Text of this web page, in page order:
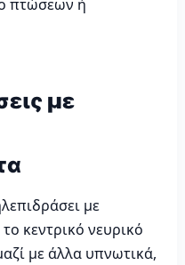
πτώσεων ή
με
με
κεντρικό νευρικό
με άλλα υπνωτικά,